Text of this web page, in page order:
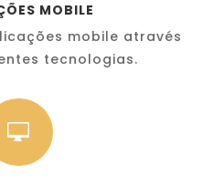
MOBILE
mobile através
tecnologias.
